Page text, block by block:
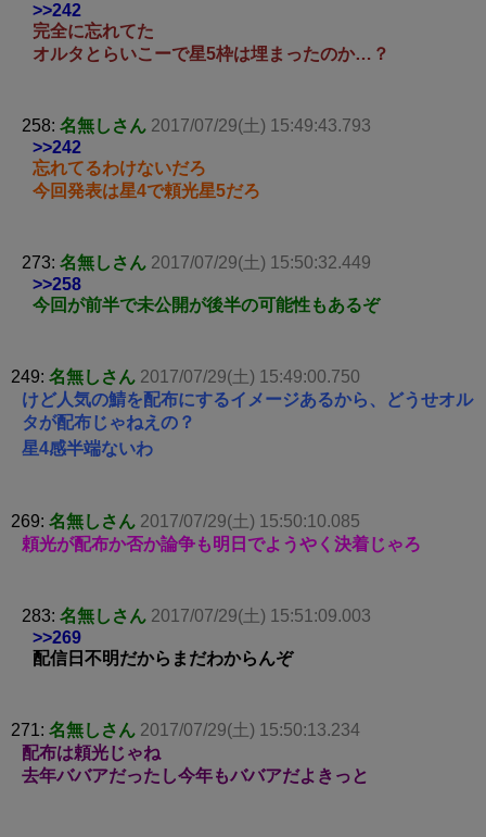
>>242
完全に忘れてた
オルタとらいこーで星5枠は埋まったのか…？
258: 名無しさん 2017/07/29(土) 15:49:43.793
>>242
忘れてるわけないだろ
今回発表は星4で頼光星5だろ
273: 名無しさん 2017/07/29(土) 15:50:32.449
>>258
今回が前半で未公開が後半の可能性もあるぞ
249: 名無しさん 2017/07/29(土) 15:49:00.750
けど人気の鯖を配布にするイメージあるから、どうせオル
タが配布じゃねえの？
星4感半端ないわ
269: 名無しさん 2017/07/29(土) 15:50:10.085
頼光が配布か否か論争も明日でようやく決着じゃろ
283: 名無しさん 2017/07/29(土) 15:51:09.003
>>269
配信日不明だからまだわからんぞ
271: 名無しさん 2017/07/29(土) 15:50:13.234
配布は頼光じゃね
去年ババアだったし今年もババアだよきっと